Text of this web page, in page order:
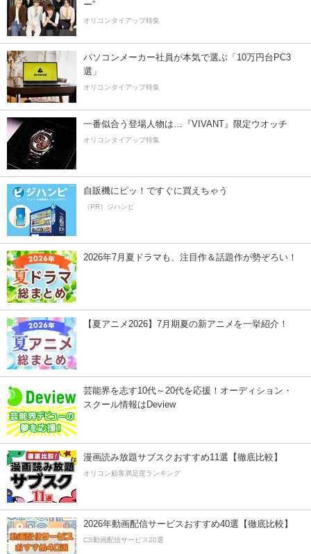
ー”
オリコンタイアップ特集
パソコンメーカー社員が本気で選ぶ「10万円台PC3
選」
オリコンタイアップ特集
一番似合う登場人物は…『VIVANT』限定ウオッチ
オリコンタイアップ特集
自販機にピッ！ですぐに買えちゃう
（PR）ジハンピ
2026年7月夏ドラマも、注目作＆話題作が勢ぞろい！
【夏アニメ2026】7月期夏の新アニメを一挙紹介！
芸能界を志す10代～20代を応援！オーディション・
スクール情報はDeview
漫画読み放題サブスクおすすめ11選【徹底比較】
オリコン顧客満足度ランキング
2026年動画配信サービスおすすめ40選【徹底比較】
CS動画配信サービス20選